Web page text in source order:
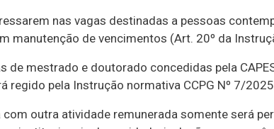
nas vagas destinadas a pessoas
manutenção de vencimentos (Art. 20º da
de mestrado e doutorado concedidas pela
regido pela Instrução normativa CCPG Nº 7/
com outra atividade remunerada somente será